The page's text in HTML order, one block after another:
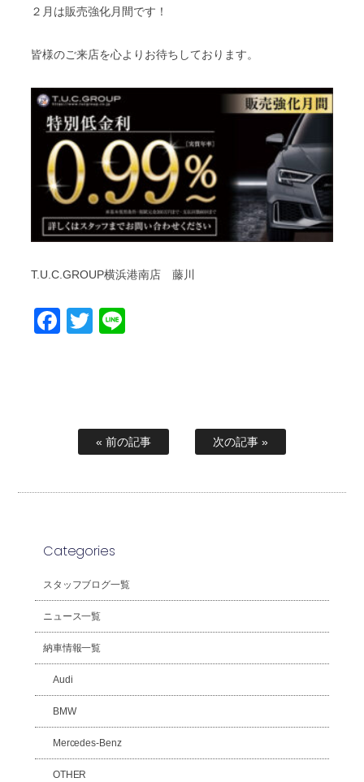
２月は販売強化月間です！
皆様のご来店を心よりお待ちしております。
T.U.C.GROUP横浜港南店 藤川
Facebook
Twitter
« 前の記事 次の記事 »
Categories
スタッフブログ一覧
ニュース一覧
納車情報一覧
Audi
BMW
Mercedes-Benz
OTHER